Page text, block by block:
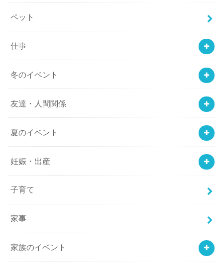
ペット
仕事
冬のイベント
友達・人間関係
夏のイベント
妊娠・出産
子育て
家事
家族のイベント